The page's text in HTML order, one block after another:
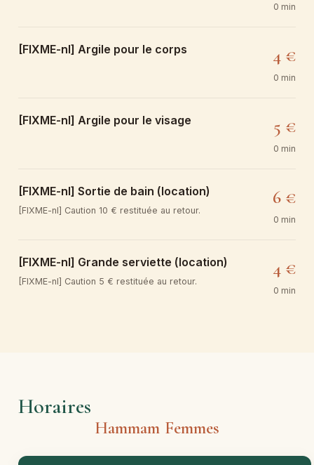
0 min
[FIXME-nl] Argile pour le corps 4 €
0 min
[FIXME-nl] Argile pour le visage 5 €
0 min
[FIXME-nl] Sortie de bain (location)
[FIXME-nl] Caution 10 € restituée au retour.
6 €
0 min
[FIXME-nl] Grande serviette (location)
[FIXME-nl] Caution 5 € restituée au retour.
4 €
0 min
Horaires
Hammam Femmes